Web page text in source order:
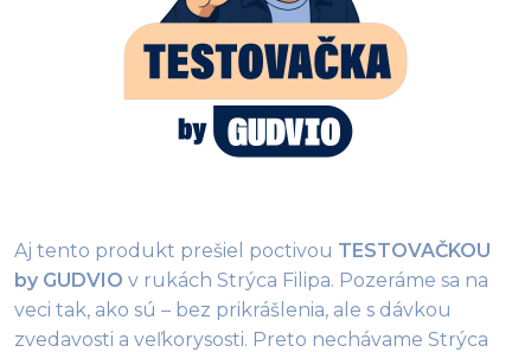
Aj tento produkt prešiel poctivou TESTOVAČKOU
by GUDVIO v rukách Strýca Filipa. Pozeráme sa na
veci tak, ako sú – bez prikrášlenia, ale s dávkou
zvedavosti a veľkorysosti. Preto nechávame Strýca